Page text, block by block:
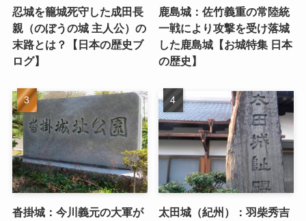
忍城を籠城死守した成田長
親（のぼうの城 主人公）の
末路とは？【日本の歴史ブ
ログ】
鹿島城：佐竹義重の常陸統
一戦により攻撃を受け落城
した鹿島城【お城特集 日本
の歴史】
沓掛城：今川義元の大軍が
太田城（紀州）：羽柴秀吉